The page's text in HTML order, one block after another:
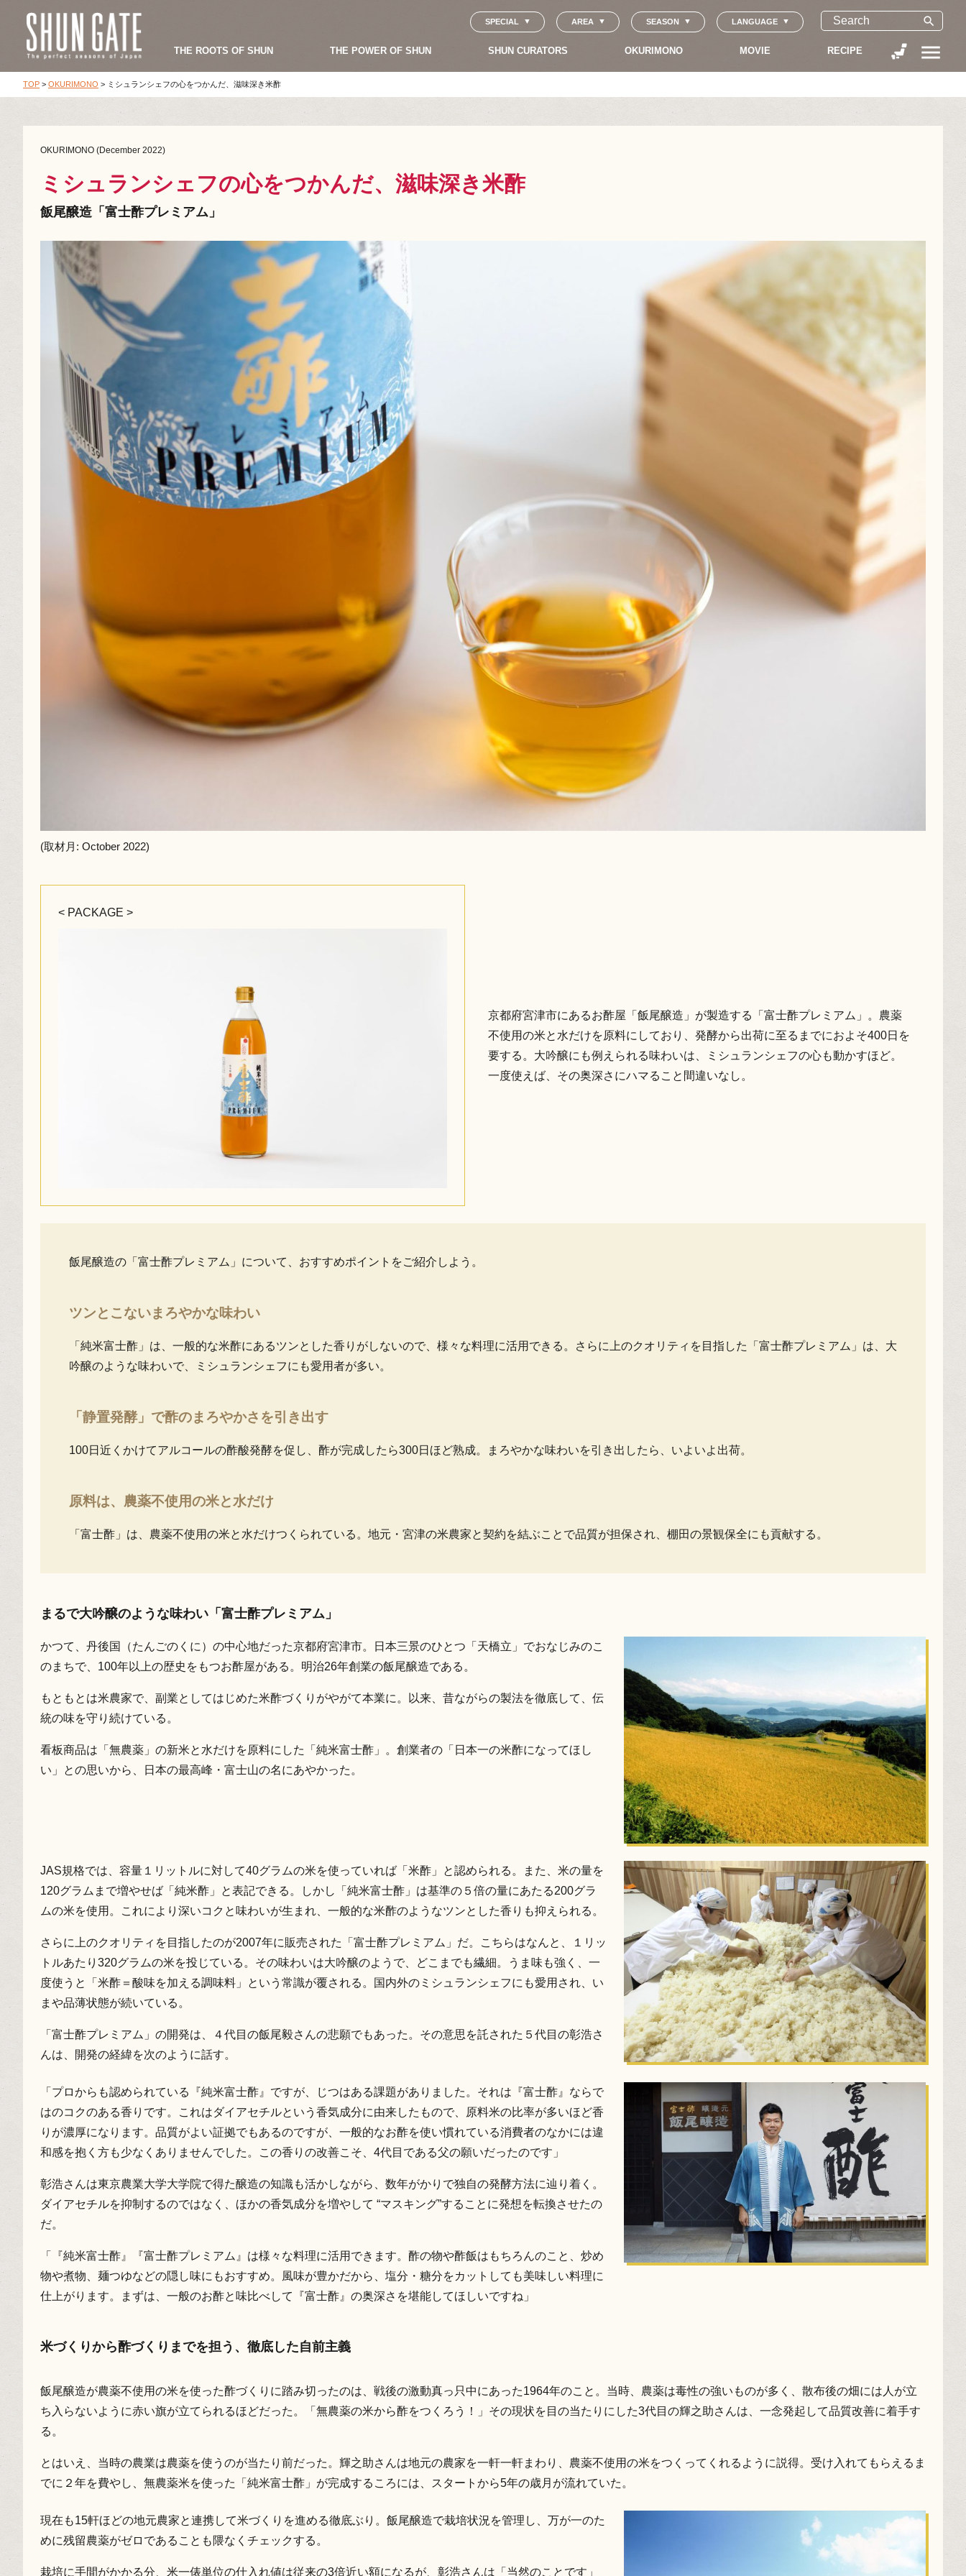
SPECIAL AREA SEASON LANGUAGE search
THE ROOTS OF SHUN THE POWER OF SHUN SHUN CURATORS OKURIMONO MOVIE RECIPE menu
TOP > OKURIMONO > ミシュランシェフの心をつかんだ、滋味深き米酢
OKURIMONO (December 2022)
ミシュランシェフの心をつかんだ、滋味深き米酢
飯尾醸造「富士酢プレミアム」
(取材月: October 2022)
< PACKAGE >
京都府宮津市にあるお酢屋「飯尾醸造」が製造する「富士酢プレミアム」。農薬
不使用の米と水だけを原料にしており、発酵から出荷に至るまでにおよそ400日を
要する。大吟醸にも例えられる味わいは、ミシュランシェフの心も動かすほど。
一度使えば、その奥深さにハマること間違いなし。
飯尾醸造の「富士酢プレミアム」について、おすすめポイントをご紹介しよう。
ツンとこないまろやかな味わい
「純米富士酢」は、一般的な米酢にあるツンとした香りがしないので、様々な料理に活用できる。さらに上のクオリティを目指した「富士酢プレミアム」は、大
吟醸のような味わいで、ミシュランシェフにも愛用者が多い。
「静置発酵」で酢のまろやかさを引き出す
100日近くかけてアルコールの酢酸発酵を促し、酢が完成したら300日ほど熟成。まろやかな味わいを引き出したら、いよいよ出荷。
原料は、農薬不使用の米と水だけ
「富士酢」は、農薬不使用の米と水だけつくられている。地元・宮津の米農家と契約を結ぶことで品質が担保され、棚田の景観保全にも貢献する。
まるで大吟醸のような味わい「富士酢プレミアム」
かつて、丹後国（たんごのくに）の中心地だった京都府宮津市。日本三景のひとつ「天橋立」でおなじみのこ
のまちで、100年以上の歴史をもつお酢屋がある。明治26年創業の飯尾醸造である。
もともとは米農家で、副業としてはじめた米酢づくりがやがて本業に。以来、昔ながらの製法を徹底して、伝
統の味を守り続けている。
看板商品は「無農薬」の新米と水だけを原料にした「純米富士酢」。創業者の「日本一の米酢になってほし
い」との思いから、日本の最高峰・富士山の名にあやかった。
JAS規格では、容量１リットルに対して40グラムの米を使っていれば「米酢」と認められる。また、米の量を
120グラムまで増やせば「純米酢」と表記できる。しかし「純米富士酢」は基準の５倍の量にあたる200グラ
ムの米を使用。これにより深いコクと味わいが生まれ、一般的な米酢のようなツンとした香りも抑えられる。
さらに上のクオリティを目指したのが2007年に販売された「富士酢プレミアム」だ。こちらはなんと、１リッ
トルあたり320グラムの米を投じている。その味わいは大吟醸のようで、どこまでも繊細。うま味も強く、一
度使うと「米酢＝酸味を加える調味料」という常識が覆される。国内外のミシュランシェフにも愛用され、い
まや品薄状態が続いている。
「富士酢プレミアム」の開発は、４代目の飯尾毅さんの悲願でもあった。その意思を託された５代目の彰浩さ
んは、開発の経緯を次のように話す。
「プロからも認められている『純米富士酢』ですが、じつはある課題がありました。それは『富士酢』ならで
はのコクのある香りです。これはダイアセチルという香気成分に由来したもので、原料米の比率が多いほど香
りが濃厚になります。品質がよい証拠でもあるのですが、一般的なお酢を使い慣れている消費者のなかには違
和感を抱く方も少なくありませんでした。この香りの改善こそ、4代目である父の願いだったのです」
彰浩さんは東京農業大学大学院で得た醸造の知識も活かしながら、数年がかりで独自の発酵方法に辿り着く。
ダイアセチルを抑制するのではなく、ほかの香気成分を増やして “マスキング”することに発想を転換させたの
だ。
「『純米富士酢』『富士酢プレミアム』は様々な料理に活用できます。酢の物や酢飯はもちろんのこと、炒め
物や煮物、麺つゆなどの隠し味にもおすすめ。風味が豊かだから、塩分・糖分をカットしても美味しい料理に
仕上がります。まずは、一般のお酢と味比べして『富士酢』の奥深さを堪能してほしいですね」
米づくりから酢づくりまでを担う、徹底した自前主義
飯尾醸造が農薬不使用の米を使った酢づくりに踏み切ったのは、戦後の激動真っ只中にあった1964年のこと。当時、農薬は毒性の強いものが多く、散布後の畑には人が立
ち入らないように赤い旗が立てられるほどだった。「無農薬の米から酢をつくろう！」その現状を目の当たりにした3代目の輝之助さんは、一念発起して品質改善に着手す
る。
とはいえ、当時の農業は農薬を使うのが当たり前だった。輝之助さんは地元の農家を一軒一軒まわり、農薬不使用の米をつくってくれるように説得。受け入れてもらえるま
でに２年を費やし、無農薬米を使った「純米富士酢」が完成するころには、スタートから5年の歳月が流れていた。
現在も15軒ほどの地元農家と連携して米づくりを進める徹底ぶり。飯尾醸造で栽培状況を管理し、万が一のた
めに残留農薬がゼロであることも隈なくチェックする。
栽培に手間がかかる分、米一俵単位の仕入れ値は従来の3倍近い額になるが、彰浩さんは「当然のことです」